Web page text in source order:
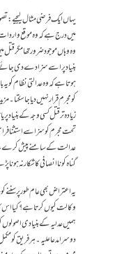
یہاں ایک فرضی مثال لیجیے:
میں درج ہے کہ وہ موقع
وہ وہاں موجود ضرور تھا مگر
بنیاد پر اسے سزا دے دی جائے
ہوتا ہے کہ وہ عدالتی نظام کو
کو مجرم قرار نہیں دیا جا سکتا۔
زیادہ تر قتل کسی وجہ کے بنیاد
تحت مجرم کو سزا سے استثنا
عدالت کے سامنے پیش کرے،
گناہ کو ناانصافی کا شکار نہ
یہ اعتراض بھی عام طور پر
وکالت کیوں کرتا ہے؟ کیا
ہمیں عدلیہ کے بنیادی
دوسرا مدعا علیہ۔ ہر فریق کو